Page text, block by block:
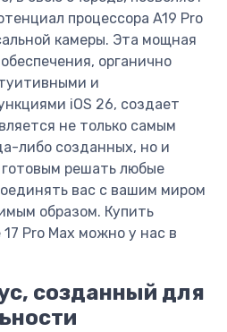
процессора A19 Pro
камеры. Эта мощная
органично
и
iOS 26, создает
не только самым
либо созданных, но и
решать любые
вас с вашим миром
образом. Купить
Pro Max можно у нас в
созданный для